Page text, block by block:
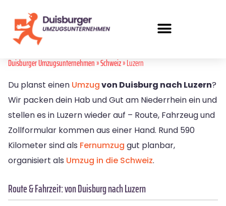
Duisburger Umzugsunternehmen»Schweiz» Luzern
Du planst einen Umzugvon Duisburg nach Luzern?
Wir packen dein Hab und Gut am Niederrhein ein und
stellen es in Luzern wieder auf – Route, Fahrzeug und
Zollformular kommen aus einer Hand. Rund 590
Kilometer sind als Fernumzug gut planbar,
organisiert als Umzug in die Schweiz.
Route & Fahrzeit: von Duisburg nach Luzern